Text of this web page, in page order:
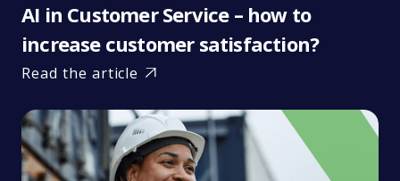
AI in Customer Service – how to
increase customer satisfaction?
Read the article 